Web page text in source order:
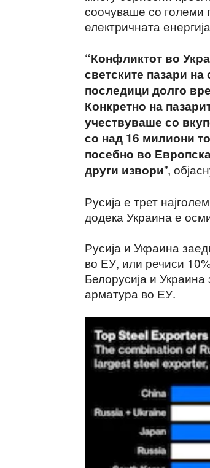
соочуваше со големи
електричната
“Конфликтот во
светските пазари
последици долго
Конкретно на
учествуваше со
со над 16 милиони
посебно во
други извори”,
Русија е трет
додека Украина е
Русија и Украина
во ЕУ, или речиси
Белорусија и
арматура во ЕУ.